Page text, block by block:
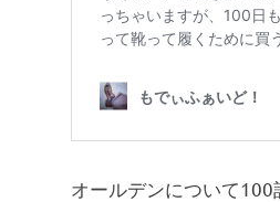
オールデンについて